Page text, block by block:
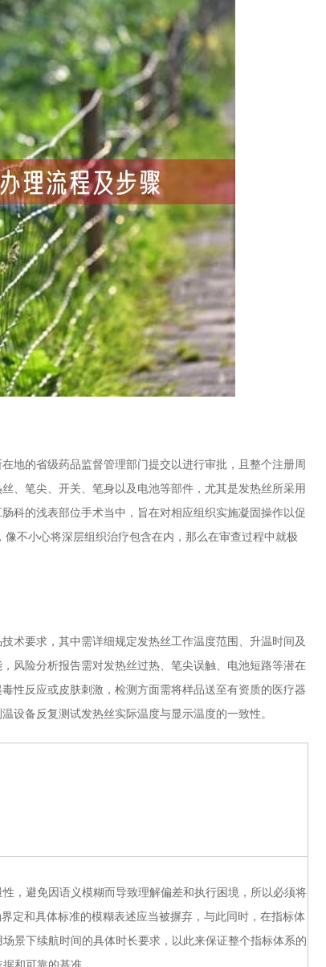
的省级药品监督管理部门提交以进行审批，且整个注册周
、笔尖、开关、笔身以及电池等部件，尤其是发热丝所采用
科的浅表部位手术当中，旨在对相应组织实施凝固操作以促
不小心将深层组织治疗包含在内，那么在审查过程中就极
要求，其中需详细规定发热丝工作温度范围、升温时间及
风险分析报告需对发热丝过热、笔尖误触、电池短路等潜在
性反应或皮肤刺激，检测方面需将样品送至有资质的医疗器
设备反复测试发热丝实际温度与显示温度的一致性。
，避免因语义模糊而导致理解偏差和执行困境，所以必须将
定和具体标准的模糊表述应当被摒弃，与此同时，在指标体
景下续航时间的具体时长要求，以此来保证整个指标体系的